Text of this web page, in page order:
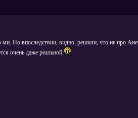
Но впоследствии, видно, решили, что не про
очень даже реальной.